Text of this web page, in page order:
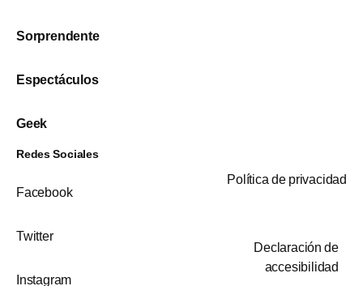
Sorprendente
Espectáculos
Geek
Redes Sociales
Facebook
Twitter
Instagram
Política de privacidad
Declaración de
accesibilidad